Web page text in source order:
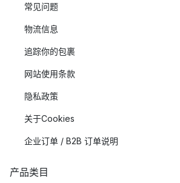
常见问题
物流信息
追踪你的包裹
网站使用条款
隐私政策
关于Cookies
企业订单 / B2B 订单说明
产品类目